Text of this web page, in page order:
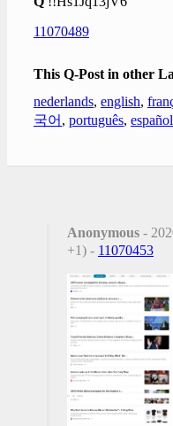
11070489
This Q-Post in other
nederlands, english,
국어 , português, español
Anonymous -
+1) - 11070453